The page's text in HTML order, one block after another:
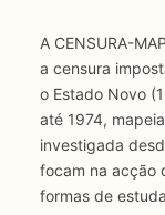
A CENSURA-
a censura
o Estado Novo
até 1974,
investigada
focam na acção
formas de